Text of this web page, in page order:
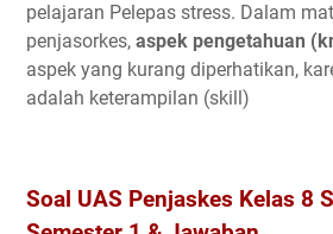
pelajaran Pelepas stress. Dalam
penjasorkes, aspek pengetahuan
aspek yang kurang diperhatikan,
adalah keterampilan (skill)
Soal UAS Penjaskes Kelas 8